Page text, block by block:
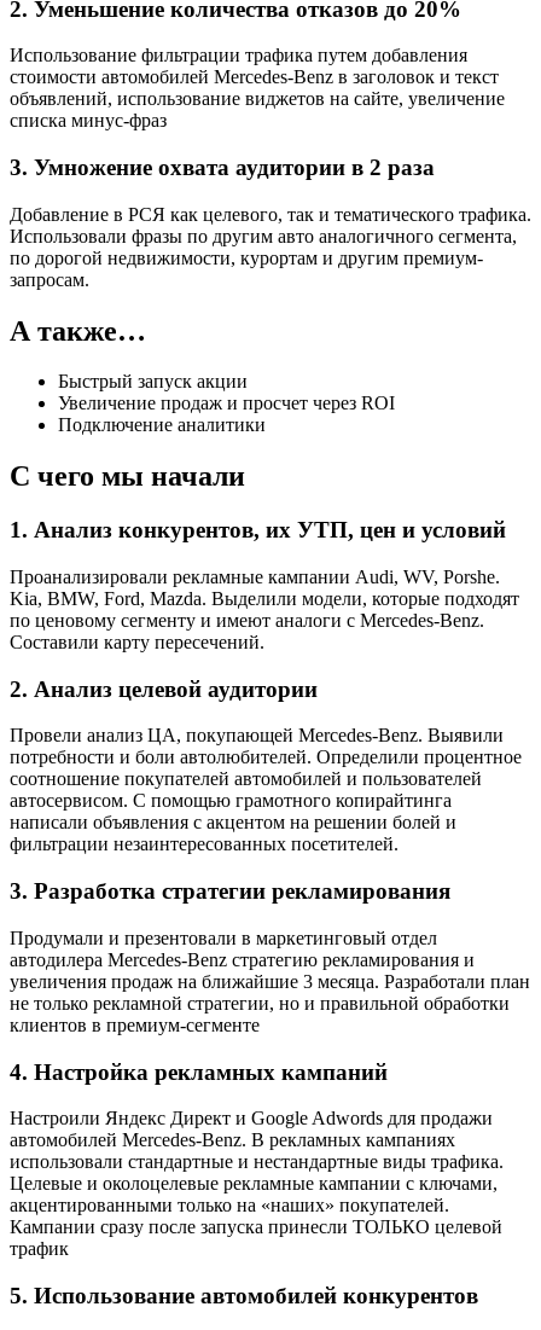
2. Уменьшение количества отказов до 20%
Использование фильтрации трафика путем добавления
стоимости автомобилей Mercedes-Benz в заголовок и текст
объявлений, использование виджетов на сайте, увеличение
списка минус-фраз
3. Умножение охвата аудитории в 2 раза
Добавление в РСЯ как целевого, так и тематического трафика.
Использовали фразы по другим авто аналогичного сегмента,
по дорогой недвижимости, курортам и другим премиум-
запросам.
А также…
Быстрый запуск акции
Увеличение продаж и просчет через ROI
Подключение аналитики
С чего мы начали
1. Анализ конкурентов, их УТП, цен и условий
Проанализировали рекламные кампании Аudi, WV, Porshe.
Kia, BMW, Ford, Mazda. Выделили модели, которые подходят
по ценовому сегменту и имеют аналоги с Mercedes-Benz.
Составили карту пересечений.
2. Анализ целевой аудитории
Провели анализ ЦА, покупающей Mercedes-Benz. Выявили
потребности и боли автолюбителей. Определили процентное
соотношение покупателей автомобилей и пользователей
автосервисом. С помощью грамотного копирайтинга
написали объявления с акцентом на решении болей и
фильтрации незаинтересованных посетителей.
3. Разработка стратегии рекламирования
Продумали и презентовали в маркетинговый отдел
автодилера Mercedes-Benz стратегию рекламирования и
увеличения продаж на ближайшие 3 месяца. Разработали план
не только рекламной стратегии, но и правильной обработки
клиентов в премиум-сегменте
4. Настройка рекламных кампаний
Настроили Яндекс Директ и Google Adwords для продажи
автомобилей Mercedes-Benz. В рекламных кампаниях
использовали стандартные и нестандартные виды трафика.
Целевые и околоцелевые рекламные кампании с ключами,
акцентированными только на «наших» покупателей.
Кампании сразу после запуска принесли ТОЛЬКО целевой
трафик
5. Использование автомобилей конкурентов